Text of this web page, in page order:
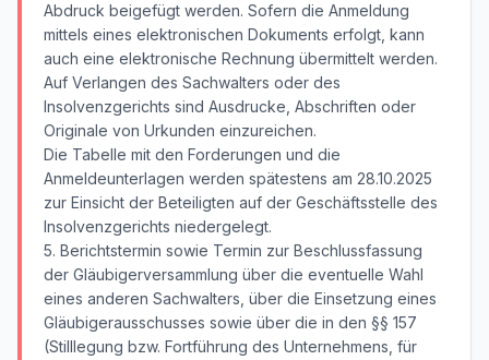
Abdruck beigefügt werden. Sofern die Anmeldung
mittels eines elektronischen Dokuments erfolgt, kann
auch eine elektronische Rechnung übermittelt werden.
Auf Verlangen des Sachwalters oder des
Insolvenzgerichts sind Ausdrucke, Abschriften oder
Originale von Urkunden einzureichen.
Die Tabelle mit den Forderungen und die
Anmeldeunterlagen werden spätestens am 28.10.2025
zur Einsicht der Beteiligten auf der Geschäftsstelle des
Insolvenzgerichts niedergelegt.
5. Berichtstermin sowie Termin zur Beschlussfassung
der Gläubigerversammlung über die eventuelle Wahl
eines anderen Sachwalters, über die Einsetzung eines
Gläubigerausschusses sowie über die in den §§ 157
(Stilllegung bzw. Fortführung des Unternehmens, für